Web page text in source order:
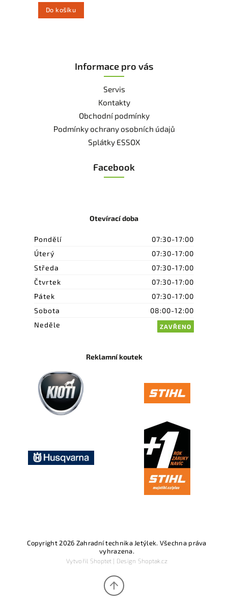
Do košíku
Informace pro vás
Servis
Kontakty
Obchodní podmínky
Podmínky ochrany osobních údajů
Splátky ESSOX
Facebook
Otevírací doba
Pondělí
07:30-17:00
Úterý
07:30-17:00
Středa
07:30-17:00
Čtvrtek
07:30-17:00
Pátek
07:30-17:00
Sobota
08:00-12:00
Neděle
ZAVŘENO
Reklamní koutek
Copyright 2026 Zahradní technika Jetýlek. Všechna práva
vyhrazena.
Vytvořil Shoptet| Design Shoptak.cz